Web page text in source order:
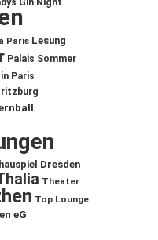
Gin Night
Paris Lesung
Palais Sommer
Paris
Dresden
Theater
Top Lounge
eG